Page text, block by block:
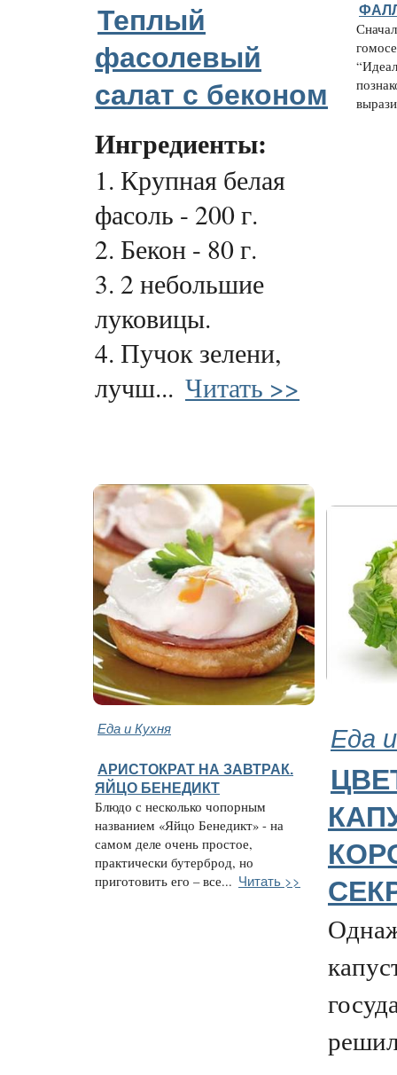
Теплый
фасолевый
салат с беконом
Ингредиенты:
1. Крупная белая
фасоль - 200 г.
2. Бекон - 80 г.
3. 2 небольшие
луковицы.
4. Пучок зелени,
лучш... Читать >>
Еда и Кухня Еда
АРИСТОКРАТ НА ЗАВТРАК.
ЯЙЦО БЕНЕДИКТ
Блюдо с несколько чопорным
названием «Яйцо Бенедикт» - на
самом деле очень простое,
практически бутерброд, но
приготовить его – все... Читать >>